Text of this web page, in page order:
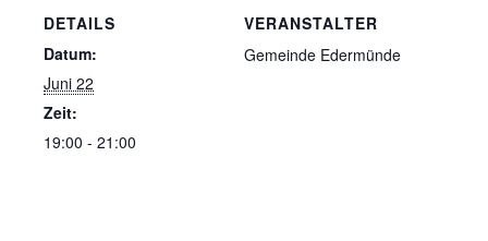
DETAILS
Datum:
Juni 22
Zeit:
19:00 - 21:00
VERANSTALTER
Gemeinde Edermünde